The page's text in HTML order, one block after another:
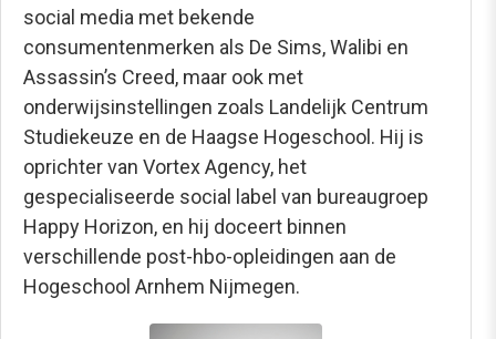
social media met bekende
consumentenmerken als De Sims, Walibi en
Assassin’s Creed, maar ook met
onderwijsinstellingen zoals Landelijk Centrum
Studiekeuze en de Haagse Hogeschool. Hij is
oprichter van Vortex Agency, het
gespecialiseerde social label van bureaugroep
Happy Horizon, en hij doceert binnen
verschillende post-hbo-opleidingen aan de
Hogeschool Arnhem Nijmegen.